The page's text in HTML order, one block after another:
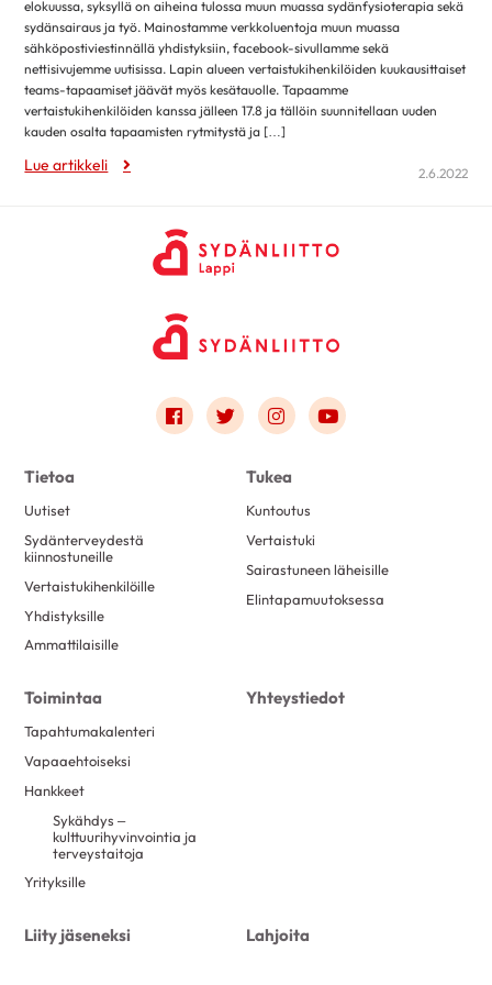
elokuussa, syksyllä on aiheina tulossa muun muassa sydänfysioterapia sekä
sydänsairaus ja työ. Mainostamme verkkoluentoja muun muassa
sähköpostiviestinnällä yhdistyksiin, facebook-sivullamme sekä
nettisivujemme uutisissa. Lapin alueen vertaistukihenkilöiden kuukausittaiset
teams-tapaamiset jäävät myös kesätauolle. Tapaamme
vertaistukihenkilöiden kanssa jälleen 17.8 ja tällöin suunnitellaan uuden
kauden osalta tapaamisten rytmitystä ja […]
Lue artikkeli 2.6.2022
Link to facebook
Link to twitter
Link to instagram
Link to youtube
Tietoa
Uutiset
Sydänterveydestä
kiinnostuneille
Vertaistukihenkilöille
Yhdistyksille
Ammattilaisille
Tukea
Kuntoutus
Vertaistuki
Sairastuneen läheisille
Elintapamuutoksessa
Toimintaa
Tapahtumakalenteri
Vapaaehtoiseksi
Hankkeet
Sykähdys –
kulttuurihyvinvointia ja
terveystaitoja
Yrityksille
Yhteystiedot
Liity jäseneksi Lahjoita